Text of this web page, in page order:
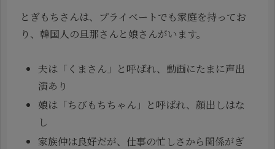
とぎもちさんは、プライベートでも家庭を持ってお
り、韓国人の旦那さんと娘さんがいます。
夫は「くまさん」と呼ばれ、動画にたまに声出
演あり
娘は「ちびもちちゃん」と呼ばれ、顔出しはな
し
家族仲は良好だが、仕事の忙しさから関係がぎ